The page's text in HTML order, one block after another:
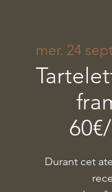
mer. 24
Durant cet